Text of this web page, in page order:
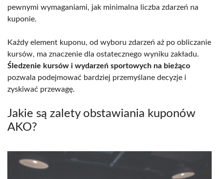
pewnymi wymaganiami, jak minimalna liczba zdarzeń na
kuponie.
Każdy element kuponu, od wyboru zdarzeń aż po obliczanie
kursów, ma znaczenie dla ostatecznego wyniku zakładu.
Śledzenie kursów i wydarzeń sportowych na bieżąco
pozwala podejmować bardziej przemyślane decyzje i
zyskiwać przewagę.
Jakie są zalety obstawiania kuponów
AKO?